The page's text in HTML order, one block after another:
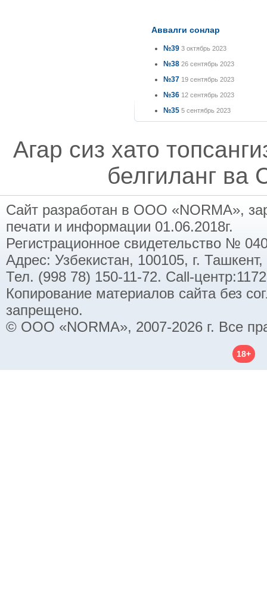
Аввалги сонлар
№39 3 октябрь 2023
№38 26 сентябрь 2023
№37 19 сентябрь 2023
№36 12 сентябрь 2023
№35 5 сентябрь 2023
Агар сиз хато
белгиланг ва
Сайт разработан в ООО «NORMA»,
печати и информации 01.06.2018г.
Регистрационное свидетельство №
Адрес: Узбекистан, 100105, г.
Тел. (998 78) 150-11-72. Call-
Копирование материалов сайта без
запрещено.
© ООО «NORMA», 2007-2026 г. Все
18+